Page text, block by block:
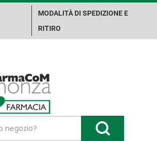
MODALITÀ DI SPEDIZIONE E
RITIRO
Cerca Prodotto